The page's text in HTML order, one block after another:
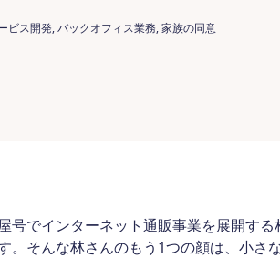
ビス開発, バックオフィス業務, 家族の同意
号でインターネット通販事業を展開す
。そんな林さんのもう1つの顔は、小